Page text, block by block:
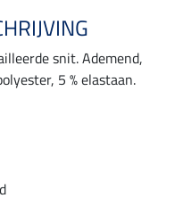
snit. Ademend,
5 % elastaan.